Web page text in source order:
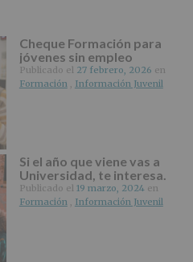
Cheque Formación para
jóvenes sin empleo
Publicado el 27 febrero, 2026 en
Formación, Información Juvenil
Si el año que viene vas a
Universidad, te interesa.
Publicado el 19 marzo, 2024en
Formación, Información Juvenil